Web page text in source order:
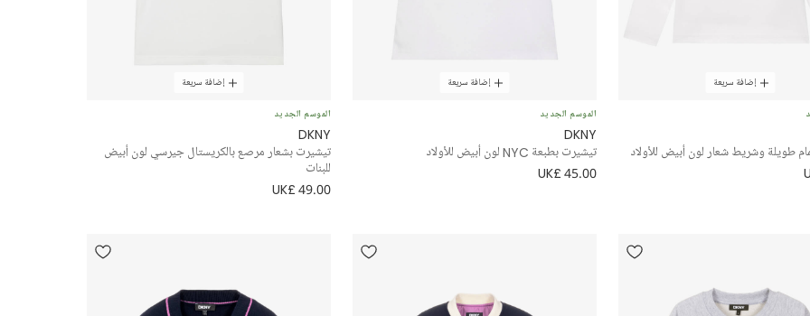
إضافة سريعة
طويلة وشريط شعار لون أبيض للأولاد
إضافة سريعة
الموسم الجديد
DKNY
تيشيرت بطبعة NYC لون أبيض للأولاد
UK£ 45.00
إضافة سريعة
الموسم الجديد
DKNY
تيشيرت بشعار مرصع بالكريستال جيرسي لون أبيض
للبنات
UK£ 49.00